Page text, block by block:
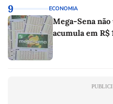
9 ECONOMIA
Mega-Sena
acumula em R$